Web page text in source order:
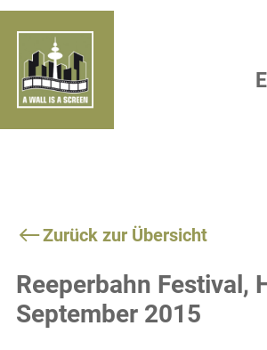
Zurück zur Übersicht
Reeperbahn Festival,
September 2015